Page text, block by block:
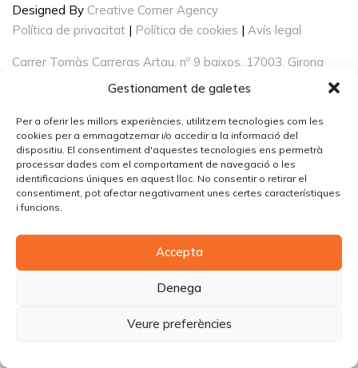
Gestionament de galetes
Per a oferir les millors experiències, utilitzem tecnologies com les
cookies per a emmagatzemar i/o accedir a la informació del
dispositiu. El consentiment d'aquestes tecnologies ens permetrà
processar dades com el comportament de navegació o les
identificacions úniques en aquest lloc. No consentir o retirar el
consentiment, pot afectar negativament unes certes característiques
i funcions.
Accepta
Denega
Veure preferències
Designed By Creative Corner Agency
Política de privacitat | Política de cookies | Avís legal
Carrer Tomàs Carreras Artau, nº 9 baixos, 17003, Girona